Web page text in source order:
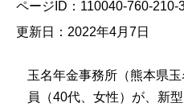
ページID：110040-760-210-
更新日：2022年4月7日
玉名年金事務所（熊本県
員（40代、女性）が、新